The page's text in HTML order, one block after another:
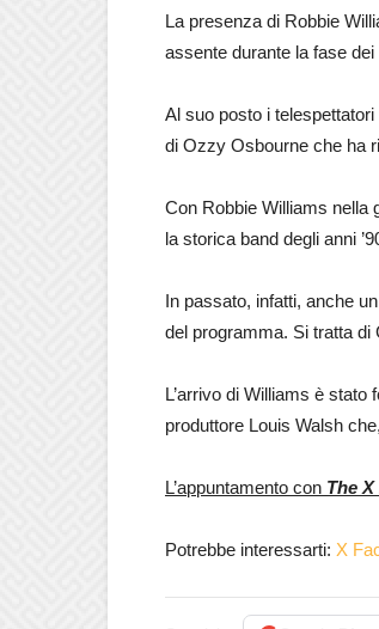
La presenza di Robbie
assente durante la fase
Al suo posto i
di Ozzy Osbourne che ha
Con Robbie Williams nella
la storica band degli anni
In passato, infatti, anche
del programma. Si tratta di
L’arrivo di Williams è
produttore Louis Walsh
L’appuntamento con The
Potrebbe interessarti: X